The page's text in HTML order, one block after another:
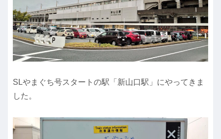
SLやまぐち号スタートの駅「新山口駅」にやってきま
した。